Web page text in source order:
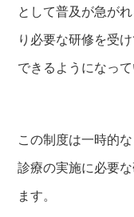
として普及が急が
り必要な研修を受
できるようになって
この制度は一時的
診療の実施に必要
ます。